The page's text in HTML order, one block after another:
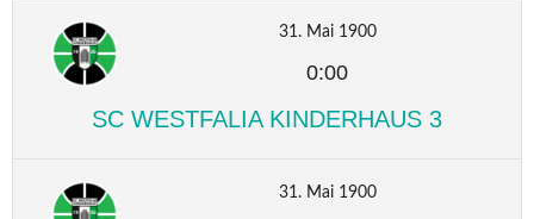
31. Mai 1900
0:00
SC WESTFALIA KINDERHAUS 3
31. Mai 1900